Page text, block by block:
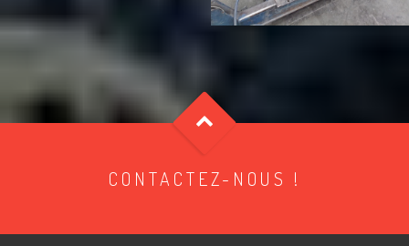
CONTACTEZ-NOUS !